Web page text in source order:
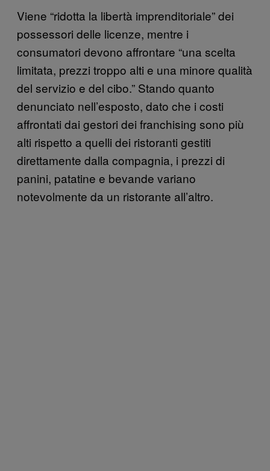
Viene “ridotta la libertà imprenditoriale” dei
possessori delle licenze, mentre i
consumatori devono affrontare “una scelta
limitata, prezzi troppo alti e una minore qualità
del servizio e del cibo.” Stando quanto
denunciato nell’esposto, dato che i costi
affrontati dai gestori dei franchising sono più
alti rispetto a quelli dei ristoranti gestiti
direttamente dalla compagnia, i prezzi di
panini, patatine e bevande variano
notevolmente da un ristorante all’altro.